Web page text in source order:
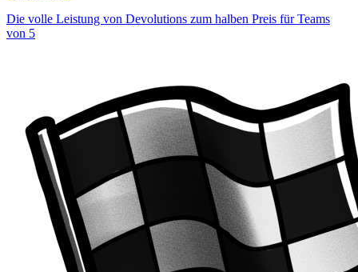
Die volle Leistung von Devolutions zum halben Preis für Teams
von 5